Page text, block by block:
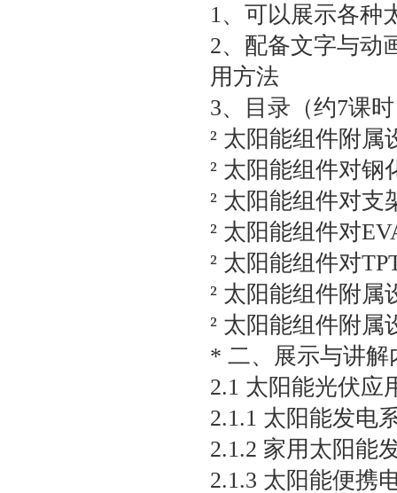
1、可以展示各种
2、配备文字与动
用方法
3、目录（约7课
² 太阳能组件附属
² 太阳能组件对钢
² 太阳能组件对支
² 太阳能组件对
² 太阳能组件对
² 太阳能组件附属
² 太阳能组件附属
* 二、展示与讲解
2.1 太阳能光伏应
2.1.1 太阳能发电
2.1.2 家用太阳能
2.1.3 太阳能便携